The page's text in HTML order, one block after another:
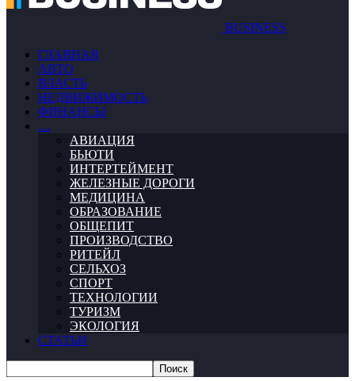
BUSINESS
ГЛАВНАЯ
АВТО
ВЛАСТЬ
НЕДВИЖИМОСТЬ
ФИНАНСЫ
…
АВИАЦИЯ
БЬЮТИ
ИНТЕРТЕЙМЕНТ
ЖЕЛЕЗНЫЕ ДОРОГИ
МЕДИЦИНА
ОБРАЗОВАНИЕ
ОБЩЕПИТ
ПРОИЗВОДСТВО
РИТЕЙЛ
СЕЛЬХОЗ
СПОРТ
ТЕХНОЛОГИИ
ТУРИЗМ
ЭКОЛОГИЯ
СТАТЬИ